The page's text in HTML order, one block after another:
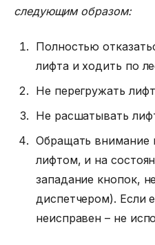
следующим образом:
Полностью
лифта и ходить по
Не перегружать
Не расшатывать
Обращать внимание
лифтом, и на
западание кнопок,
диспетчером). Если
неисправен – не